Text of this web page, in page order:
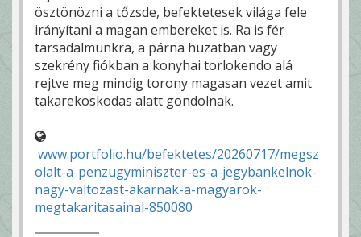
ösztönözni a tőzsde, befektetesek világa fele
irányítani a magan embereket is. Ra is fér
tarsadalmunkra, a párna huzatban vagy
szekrény fiókban a konyhai torlokendo alá
rejtve meg mindig torony magasan vezet amit
takarekoskodas alatt gondolnak.
www.portfolio.hu/befektetes/20260717/megsz
olalt-a-penzugyminiszter-es-a-jegybankelnok-
nagy-valtozast-akarnak-a-magyarok-
megtakaritasainal-850080